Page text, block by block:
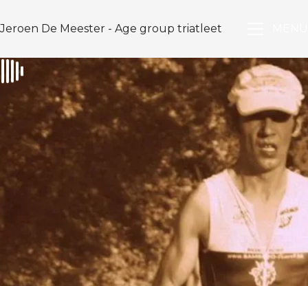
Jeroen De Meester - Age group triatleet